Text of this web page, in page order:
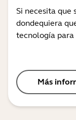
Si necesita que
dondequiera
tecnología
Más